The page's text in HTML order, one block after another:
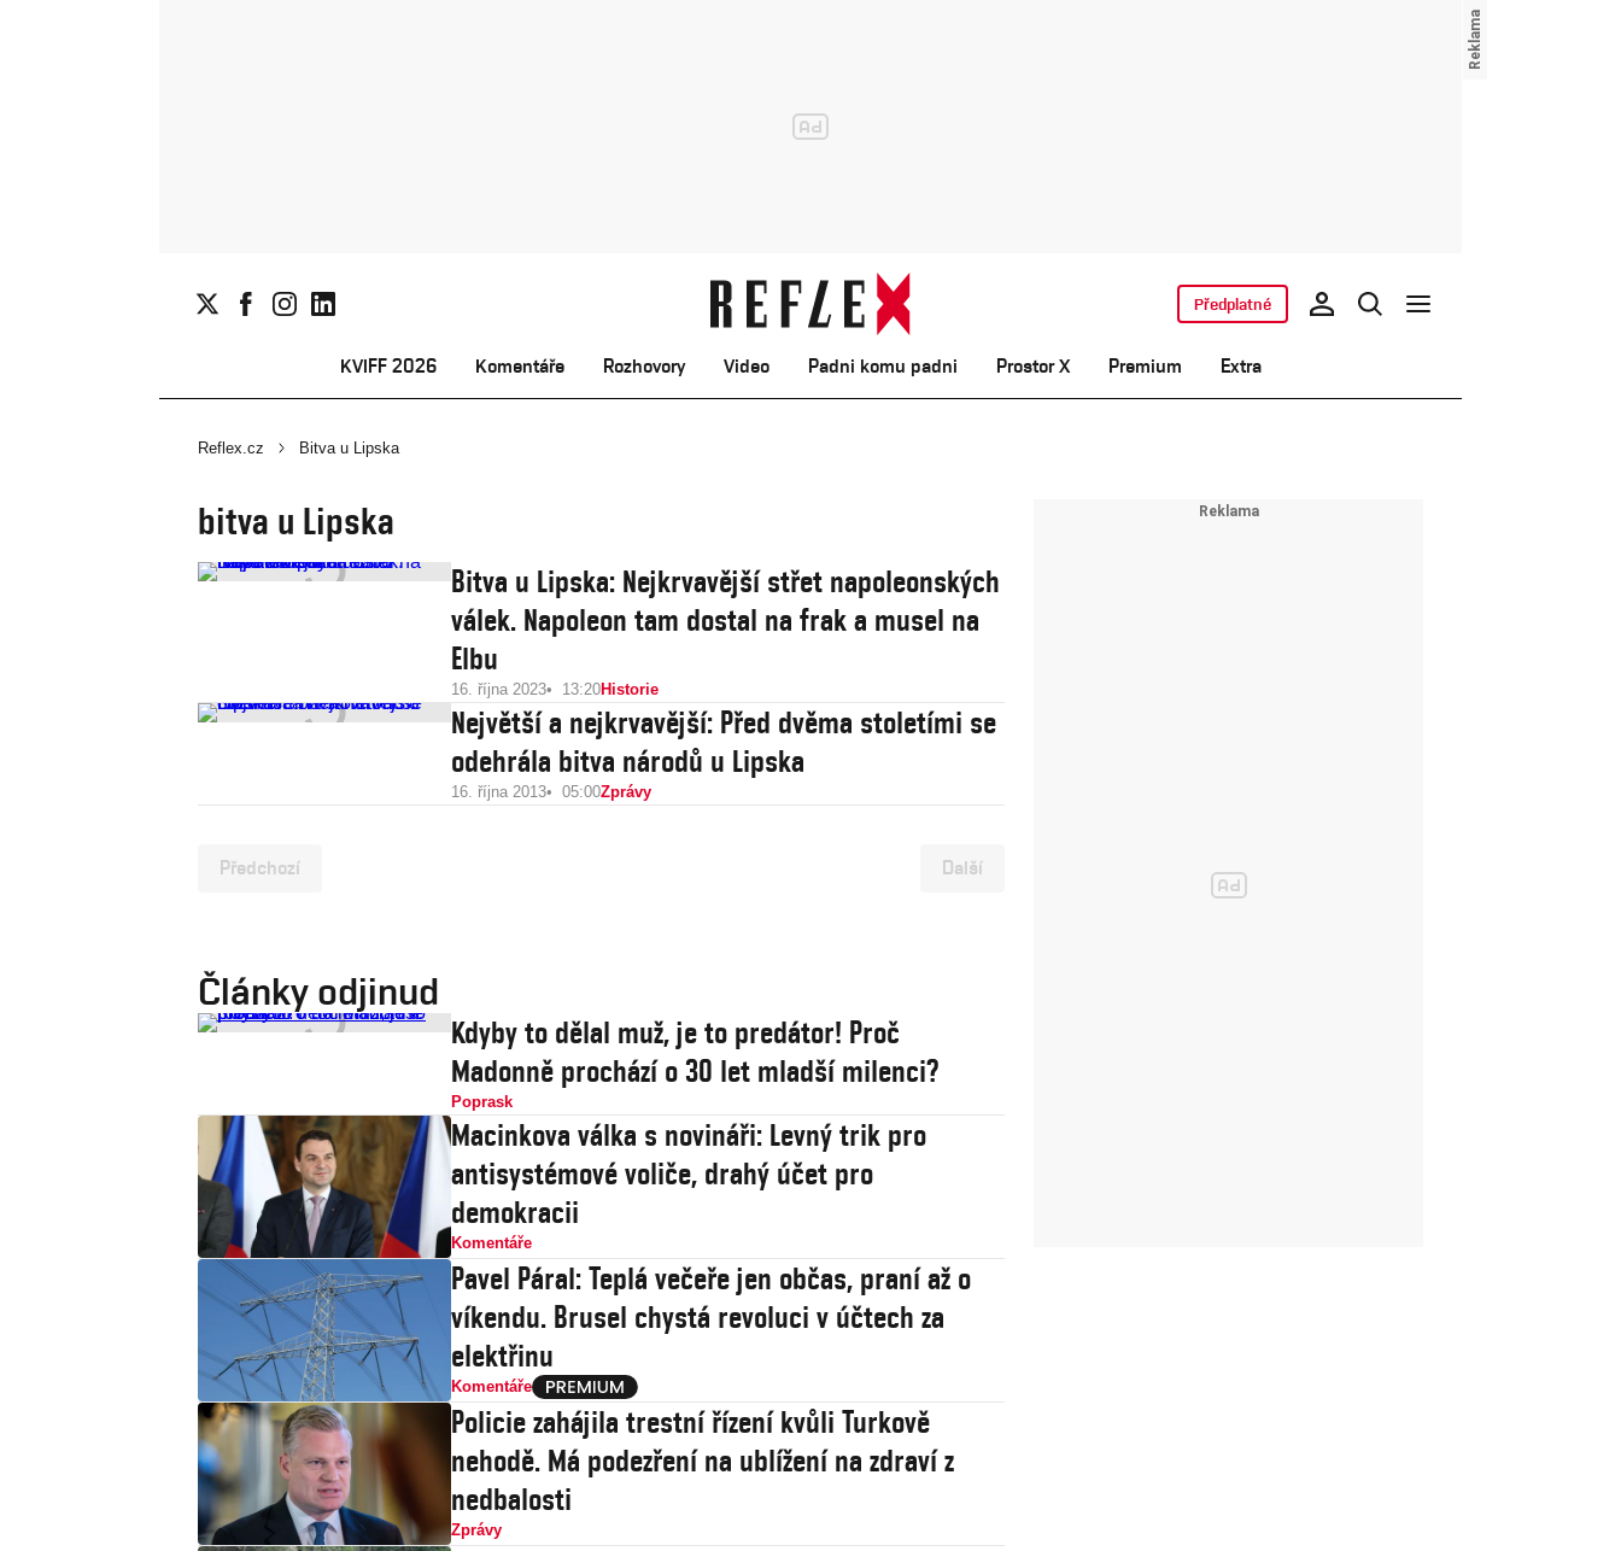
KVIFF 2026 Komentáře Rozhovory Video Padni komu padni Prostor X Premium Extra
Předplatné
Reflex.cz Bitva u Lipska
bitva u Lipska
Bitva u Lipska: Nejkrvavější střet napoleonských
válek. Napoleon tam dostal na frak a musel na
Elbu
16. října 2023 13:20Historie
Největší a nejkrvavější: Před dvěma stoletími se
odehrála bitva národů u Lipska
16. října 2013 05:00Zprávy
Předchozí Další
Články odjinud
Kdyby to dělal muž, je to predátor! Proč
Madonně prochází o 30 let mladší milenci?
Poprask
Macinkova válka s novináři: Levný trik pro
antisystémové voliče, drahý účet pro
demokracii
Komentáře
Pavel Páral: Teplá večeře jen občas, praní až o
víkendu. Brusel chystá revoluci v účtech za
elektřinu
Komentáře
Policie zahájila trestní řízení kvůli Turkově
nehodě. Má podezření na ublížení na zdraví z
nedbalosti
Zprávy